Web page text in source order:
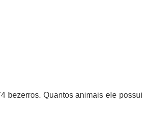
bezerros. Quantos animais ele possui